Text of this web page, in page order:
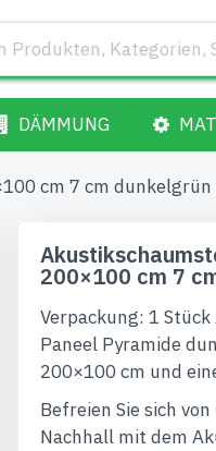
DÄMMUNG
cm 7 cm dunkelgrün
200×100 cm 7
Verpackung: 1
Paneel Pyramide
200×100 cm und
Befreien Sie sich
Nachhall mit dem